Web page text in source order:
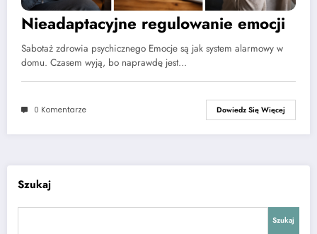
Nieadaptacyjne regulowanie emocji
Sabotaż zdrowia psychicznego Emocje są jak system alarmowy w
domu. Czasem wyją, bo naprawdę jest…
0 Komentarze Dowiedz Się Więcej
Szukaj
Szukaj